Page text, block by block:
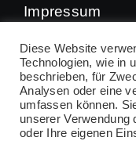
Impressum
Datenschutz
© 2026 • VfL
Diese Website
Technologien, wie in
beschrieben, für
Analysen oder eine
umfassen können.
unserer Verwendung
oder Ihre eigenen